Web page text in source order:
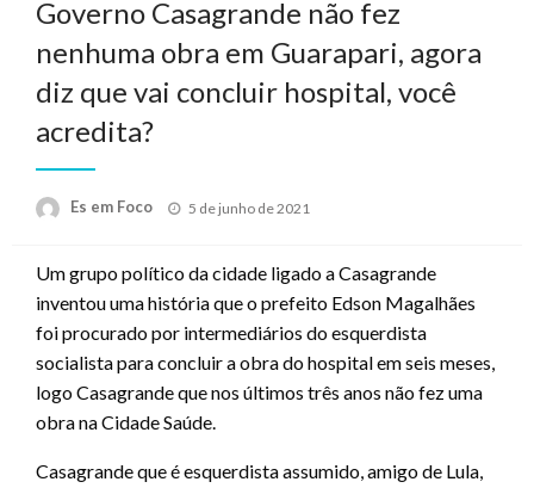
Governo Casagrande não fez
nenhuma obra em Guarapari, agora
diz que vai concluir hospital, você
acredita?
Es em Foco
Posted
5 de junho de 2021
Um grupo político da cidade ligado a Casagrande
inventou uma história que o prefeito Edson Magalhães
foi procurado por intermediários do esquerdista
socialista para concluir a obra do hospital em seis meses,
logo Casagrande que nos últimos três anos não fez uma
obra na Cidade Saúde.
Casagrande que é esquerdista assumido, amigo de Lula,